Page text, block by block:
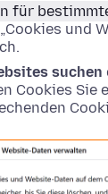
für
und
suchen
Cookies Sie